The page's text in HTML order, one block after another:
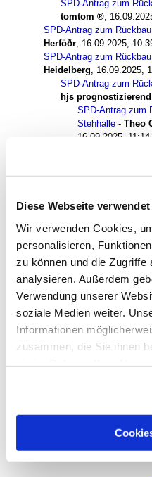
Diese Webseite
Wir verwenden Cookies,
personalisieren,
zu können und die Zugriffe
analysieren. Außerdem
Verwendung unserer
soziale Medien weiter.
Informationen
zusammen, die Sie ihnen
Sie unsere Webseite
SPD-Antrag zum
tomtom
SPD-Antrag zum
Herföðr 16.09.2025,
SPD-Antrag zum
Heidelberg
16.09.2025,
SPD-Antrag zum
hjs prognostizierend
SPD-Antrag zum
Stehhalle - Theo
16.09.2025, 11:14
SPD-Antrag
16.09.2025,
Stehhalle
der
SPD-Antrag
Stehhalle
SPD-
Stehhalle
der
der